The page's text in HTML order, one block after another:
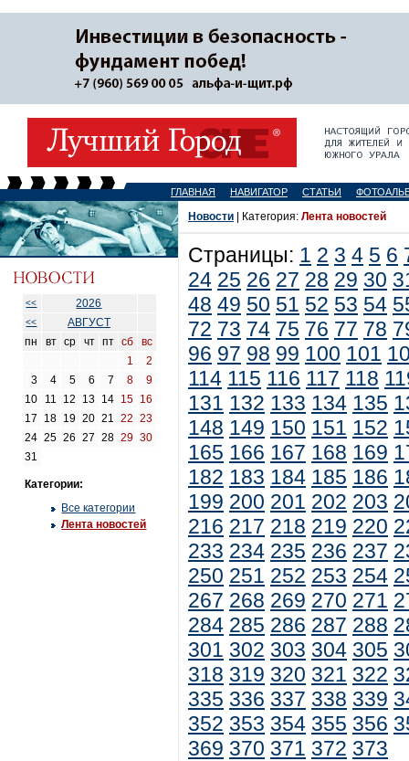
ГЛАВНАЯ НАВИГАТОР СТАТЬИ
<< 2026
<<
АВГУСТ
пн
вт ср чт пт сб
вс
1
2
3
4 5 6 7 8
9
10
11 12 13 14 15 16
17
18 19 20 21 22
23
24 25 26 27 28 29 30
31
Категории:
Все категории
Лента новостей
Новости | Категория: Лента новостей
Страницы: 1 2 3 4 5 6
24 25 26 27 28 29 30
48 49 50 51 52 53 54
72 73 74 75 76 77 78
96 97 98 99 100 101
114 115 116 117 118
131 132 133 134 135
148 149 150 151 152
165 166 167 168 169
182 183 184 185 186
199 200 201 202 203
216 217 218 219 220
233 234 235 236 237
250 251 252 253 254
267 268 269 270 271
284 285 286 287 288
301 302 303 304 305
318 319 320 321 322
335 336 337 338 339
352 353 354 355 356
369 370 371 372 373